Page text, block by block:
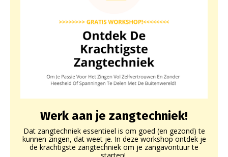
Werk aan je zangtechniek!
Dat zangtechniek essentieel is om goed (en gezond) te
kunnen zingen, dat weet je. In deze workshop ontdek je
de krachtigste zangtechniek om je zangavontuur te